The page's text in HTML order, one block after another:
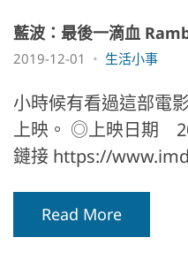
藍波：最後一滴血
2019-12-01 生活小事
小時候有看過這部電
上映。 ◎上映日期
鏈接 https://
Read More